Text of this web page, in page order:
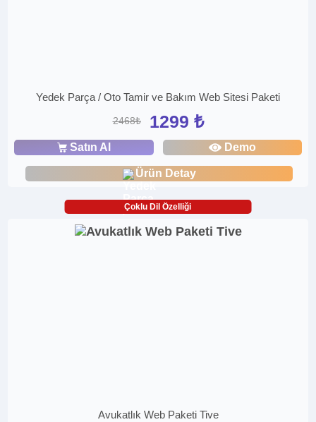
Yedek Parça / Oto Tamir ve Bakım Web Sitesi Paketi
2468₺ 1299 ₺
Satın Al Demo
Ürün Detay
Çoklu Dil Özelliği
Avukatlık Web Paketi Tive